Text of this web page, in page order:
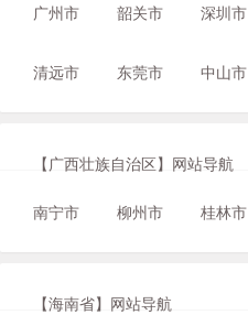
广州市 韶关市 深圳市
清远市 东莞市 中山市
【广西壮族自治区】网站导航
南宁市 柳州市 桂林市
【海南省】网站导航